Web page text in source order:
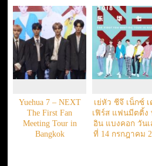
Yuehua 7 – NEXT
The First Fan
Meeting Tour in
Bangkok
เย่หัว ชีจึ เน็กซ์ เ
เฟิร์ส แฟนมีตติ้ง
อิน แบงคอก วันเ
ที่ 14 กรกฎาคม